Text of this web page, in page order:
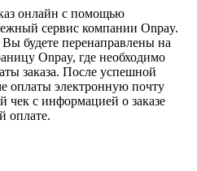
онлайн с помощью
сервис компании Onpay.
будете перенаправлены на
Onpay, где необходимо
заказа. После успешной
оплаты электронную почту
чек с информацией о заказе
оплате.